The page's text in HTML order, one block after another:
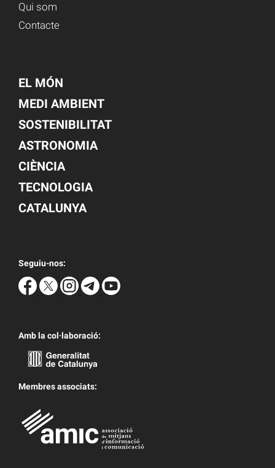
Qui som
Contacte
EL MÓN
MEDI AMBIENT
SOSTENIBILITAT
ASTRONOMIA
CIÈNCIA
TECNOLOGIA
CATALUNYA
Seguiu-nos:
Amb la col·laboració:
Membres associats: